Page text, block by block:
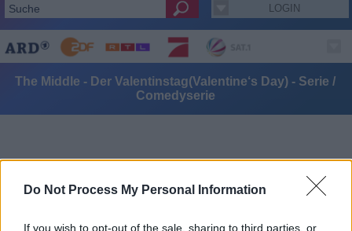
Do Not Process My Personal Information
If you wish to opt-out of the sale, sharing to third parties, or
LOGIN
The Middle - Der Valentinstag(Valentine‘s Day) - Serie /
Comedyserie